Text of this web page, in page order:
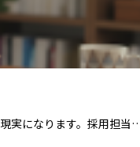
実になります。採用担当